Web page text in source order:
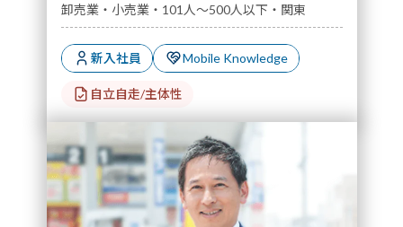
卸売業・小売業・101人～500人以下・関東
新入社員 Mobile Knowledge
自立自走/主体性